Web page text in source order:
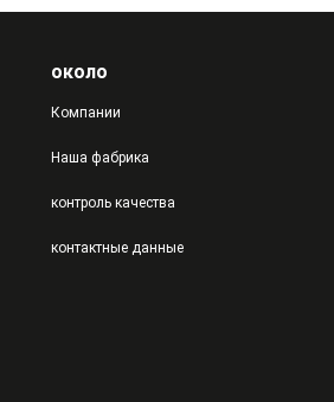
около
Компании
Наша фабрика
контроль качества
контактные данные